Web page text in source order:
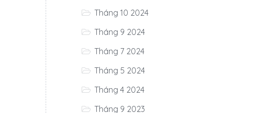
Tháng 10 2024
Tháng 9 2024
Tháng 7 2024
Tháng 5 2024
Tháng 4 2024
Tháng 9 2023